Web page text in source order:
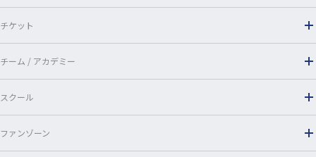
チケット
チーム / アカデミー
スクール
ファンゾーン